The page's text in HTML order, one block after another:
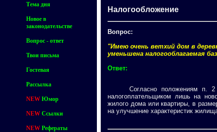
Тема дня
Новое в
законодательстве
Вопрос - ответ
Твои письма
Гостевая
Рассылка
NEW Юмор
NEW Ссылки
NEW Рефераты
Налогообложение
Вопрос:
"Имею очень ветхий дом в
уменьшена налогооблагаемая
Ответ:
Согласно положениям п. 2
налогоплательщиком лишь на
жилого дома или квартиры, в
на улучшение характеристик